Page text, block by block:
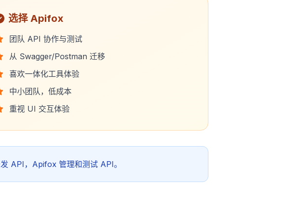
选择 Apifox
团队 API 协作与测试
从 Swagger/Postman 迁移
喜欢一体化工具体验
中小团队，低成本
重视 UI 交互体验
API，Apifox 管理和测试 API。